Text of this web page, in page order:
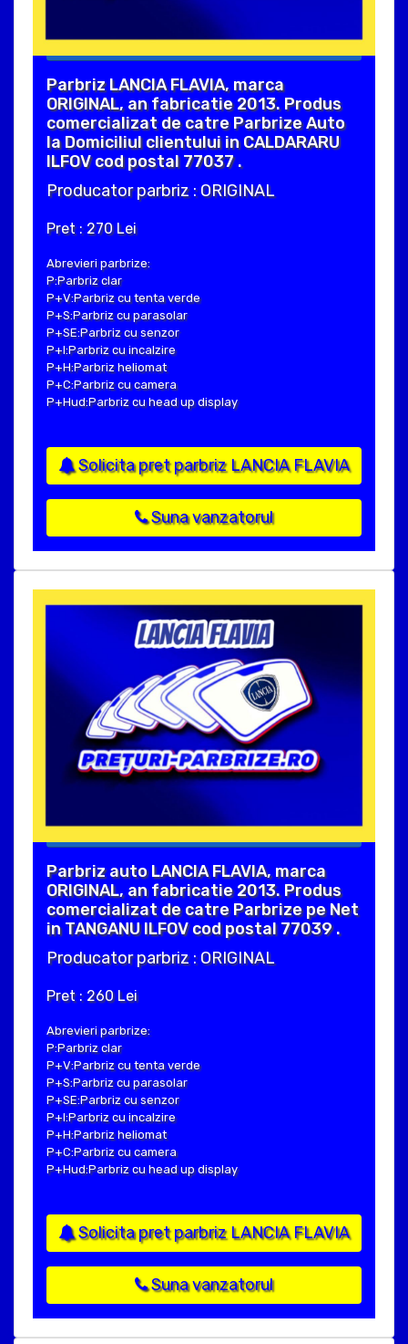
Parbriz LANCIA FLAVIA, marca
ORIGINAL, an fabricatie 2013. Produs
comercializat de catre Parbrize Auto
la Domiciliul clientului in CALDARARU
ILFOV cod postal 77037 .
Producator parbriz : ORIGINAL
Pret : 270 Lei
Abrevieri parbrize:
P:Parbriz clar
P+V:Parbriz cu tenta verde
P+S:Parbriz cu parasolar
P+SE:Parbriz cu senzor
P+I:Parbriz cu incalzire
P+H:Parbriz heliomat
P+C:Parbriz cu camera
P+Hud:Parbriz cu head up display
Solicita pret parbriz LANCIA FLAVIA
Suna vanzatorul
Parbriz auto LANCIA FLAVIA, marca
ORIGINAL, an fabricatie 2013. Produs
comercializat de catre Parbrize pe Net
in TANGANU ILFOV cod postal 77039 .
Producator parbriz : ORIGINAL
Pret : 260 Lei
Abrevieri parbrize:
P:Parbriz clar
P+V:Parbriz cu tenta verde
P+S:Parbriz cu parasolar
P+SE:Parbriz cu senzor
P+I:Parbriz cu incalzire
P+H:Parbriz heliomat
P+C:Parbriz cu camera
P+Hud:Parbriz cu head up display
Solicita pret parbriz LANCIA FLAVIA
Suna vanzatorul